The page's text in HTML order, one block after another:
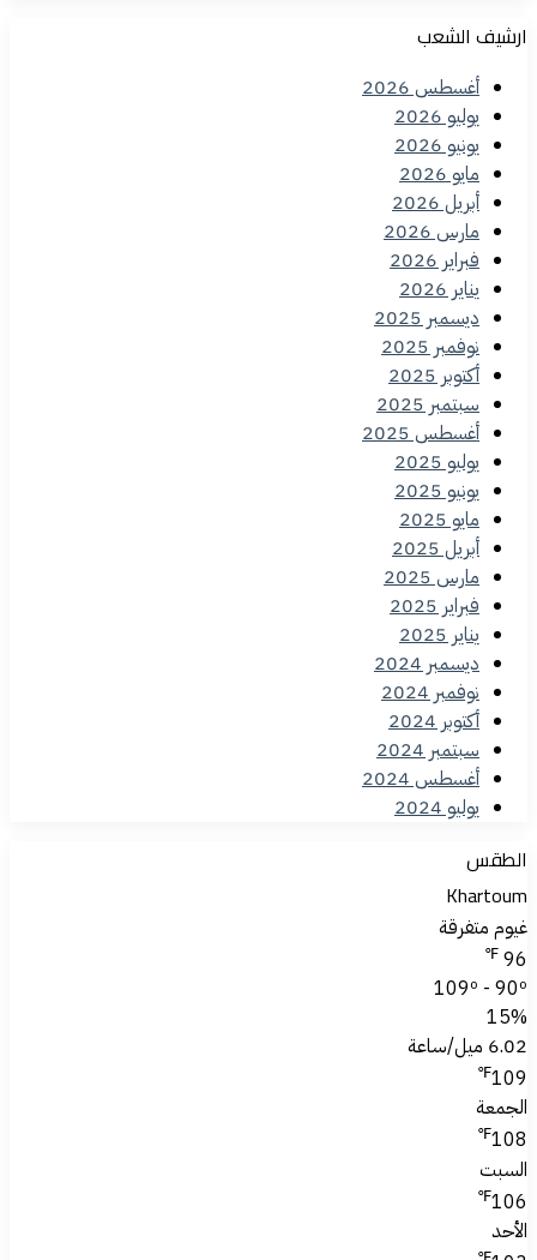
ارشيف الشعب
أغسطس 2026
يوليو 2026
يونيو 2026
مايو 2026
أبريل 2026
مارس 2026
فبراير 2026
يناير 2026
ديسمبر 2025
نوفمبر 2025
أكتوبر 2025
سبتمبر 2025
أغسطس 2025
يوليو 2025
يونيو 2025
مايو 2025
أبريل 2025
مارس 2025
فبراير 2025
يناير 2025
ديسمبر 2024
نوفمبر 2024
أكتوبر 2024
سبتمبر 2024
أغسطس 2024
يوليو 2024
الطقس
Khartoum
غيوم متفرقة
96
℉
109º - 90º
15%
6.02 ميل/ساعة
109
℉
الجمعة
108
℉
السبت
106
℉
الأحد